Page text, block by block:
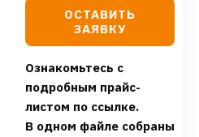
ОСТАВИТЬ
ЗАЯВКУ
Ознакомьтесь с
подробным прайс-
листом по ссылке.
В одном файле собраны